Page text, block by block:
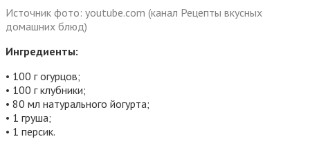
Источник фото: youtube.com (канал Рецепты вкусных
домашних блюд)
Ингредиенты:
• 100 г огурцов;
• 100 г клубники;
• 80 мл натурального йогурта;
• 1 груша;
• 1 персик.